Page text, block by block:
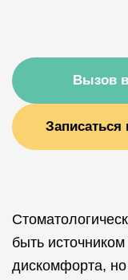
Вызов
Записаться
быть
дискомфорта,